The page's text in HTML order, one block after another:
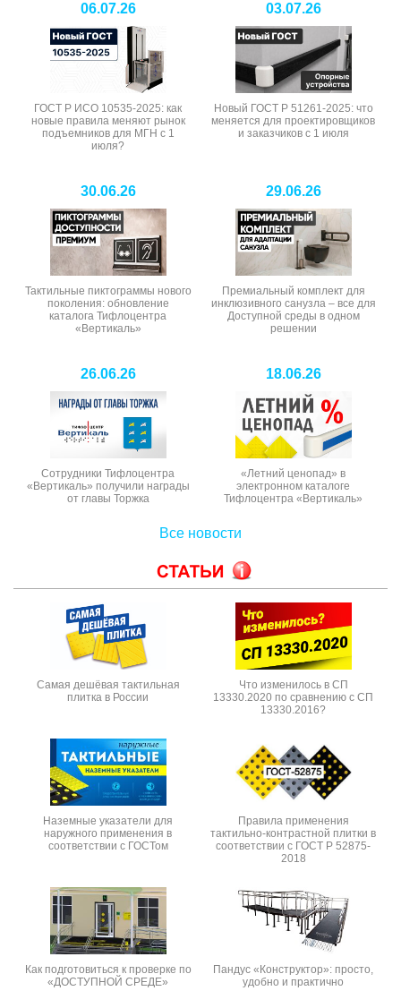
06.07.26
ГОСТ Р ИСО 10535-2025: как
новые правила меняют рынок
подъемников для МГН с 1
июля?
03.07.26
Новый ГОСТ Р 51261-2025: что
меняется для проектировщиков
и заказчиков с 1 июля
30.06.26
Тактильные пиктограммы нового
поколения: обновление
каталога Тифлоцентра
«Вертикаль»
29.06.26
Премиальный комплект для
инклюзивного санузла – все для
Доступной среды в одном
решении
26.06.26
Сотрудники Тифлоцентра
«Вертикаль» получили награды
от главы Торжка
18.06.26
«Летний ценопад» в
электронном каталоге
Тифлоцентра «Вертикаль»
Все новости
Самая дешёвая тактильная
плитка в России
Что изменилось в СП
13330.2020 по сравнению с СП
13330.2016?
Наземные указатели для
наружного применения в
соответствии с ГОСТом
Правила применения
тактильно-контрастной плитки в
соответствии с ГОСТ Р 52875-
2018
Как подготовиться к проверке по
«ДОСТУПНОЙ СРЕДЕ»
Пандус «Конструктор»: просто,
удобно и практично